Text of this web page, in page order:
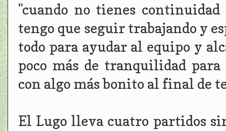
"cuando no tienes
tengo que seguir trabajando y
todo para ayudar al equipo y
poco más de tranquilidad
con algo más bonito al final de
El Lugo lleva cuatro partidos